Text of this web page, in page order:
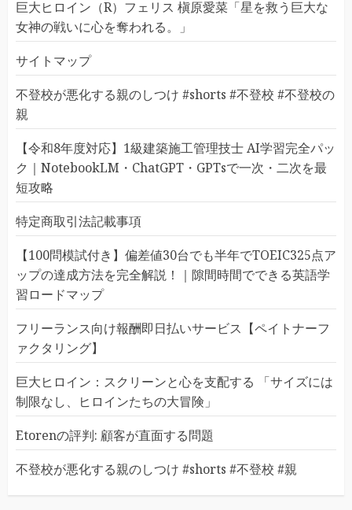
巨大ヒロイン（R）フェリス 槇原愛菜「星を救う巨大な
女神の戦いに心を奪われる。」
サイトマップ
不登校が悪化する親のしつけ #shorts #不登校 #不登校の
親
【令和8年度対応】1級建築施工管理技士 AI学習完全パッ
ク｜NotebookLM・ChatGPT・GPTsで一次・二次を最
短攻略
特定商取引法記載事項
【100問模試付き】偏差値30台でも半年でTOEIC325点ア
ップの達成方法を完全解説！｜隙間時間でできる英語学
習ロードマップ
フリーランス向け報酬即日払いサービス【ペイトナーフ
ァクタリング】
巨大ヒロイン：スクリーンと心を支配する 「サイズには
制限なし、ヒロインたちの大冒険」
Etorenの評判: 顧客が直面する問題
不登校が悪化する親のしつけ #shorts #不登校 #親